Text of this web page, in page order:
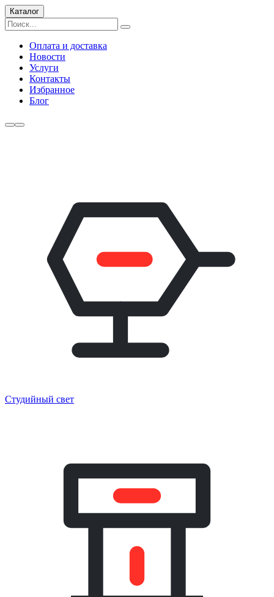
Каталог
Оплата и доставка
Новости
Услуги
Контакты
Избранное
Блог
Студийный свет